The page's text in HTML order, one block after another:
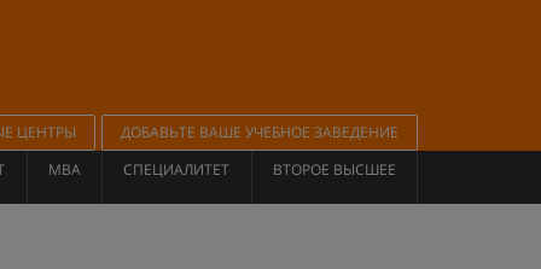
ЦЕНТРЫ
ДОБАВЬТЕ ВАШЕ УЧЕБНОЕ ЗАВЕДЕНИЕ
MBA СПЕЦИАЛИТЕТ ВТОРОЕ ВЫСШЕЕ